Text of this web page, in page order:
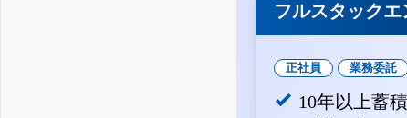
フルスタック
正社員 業務委託
10年以上蓄